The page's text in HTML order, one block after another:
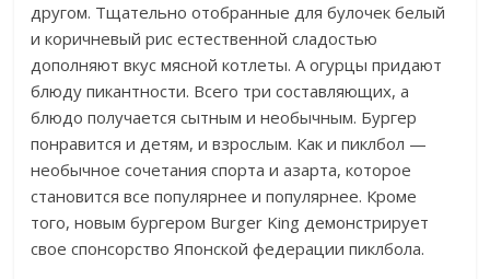
другом. Тщательно отобранные для булочек белый
и коричневый рис естественной сладостью
дополняют вкус мясной котлеты. А огурцы придают
блюду пикантности. Всего три составляющих, а
блюдо получается сытным и необычным. Бургер
понравится и детям, и взрослым. Как и пиклбол —
необычное сочетания спорта и азарта, которое
становится все популярнее и популярнее. Кроме
того, новым бургером Burger King демонстрирует
свое спонсорство Японской федерации пиклбола.